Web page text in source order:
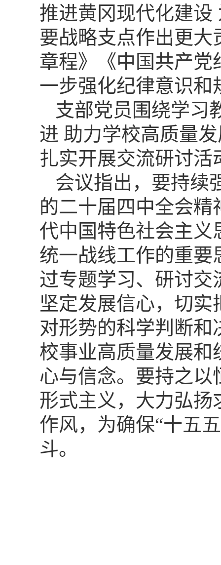
推进黄冈现代化建设
要战略支点作出更
章程》《中国共产党
一步强化纪律意识和
支部党员围绕学习
进 助力学校高质量
扎实开展交流研讨活
会议指出，要持续
的二十届四中全会
代中国特色社会主义
统一战线工作的重要
过专题学习、研讨
坚定发展信心，切
对形势的科学判断
校事业高质量发展和
心与信念。要持之
形式主义，大力弘扬
作风，为确保“十五
斗。